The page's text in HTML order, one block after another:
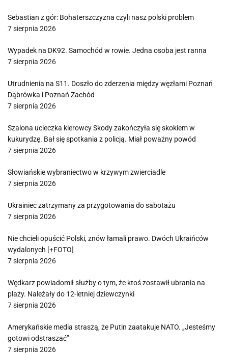
Sebastian z gór: Bohaterszczyzna czyli nasz polski problem
7 sierpnia 2026
Wypadek na DK92. Samochód w rowie. Jedna osoba jest ranna
7 sierpnia 2026
Utrudnienia na S11. Doszło do zderzenia między węzłami Poznań
Dąbrówka i Poznań Zachód
7 sierpnia 2026
Szalona ucieczka kierowcy Skody zakończyła się skokiem w
kukurydzę. Bał się spotkania z policją. Miał poważny powód
7 sierpnia 2026
Słowiańskie wybraniectwo w krzywym zwierciadle
7 sierpnia 2026
Ukrainiec zatrzymany za przygotowania do sabotażu
7 sierpnia 2026
Nie chcieli opuścić Polski, znów łamali prawo. Dwóch Ukraińców
wydalonych [+FOTO]
7 sierpnia 2026
Wędkarz powiadomił służby o tym, że ktoś zostawił ubrania na
plaży. Należały do 12-letniej dziewczynki
7 sierpnia 2026
Amerykańskie media straszą, że Putin zaatakuje NATO. „Jesteśmy
gotowi odstraszać”
7 sierpnia 2026